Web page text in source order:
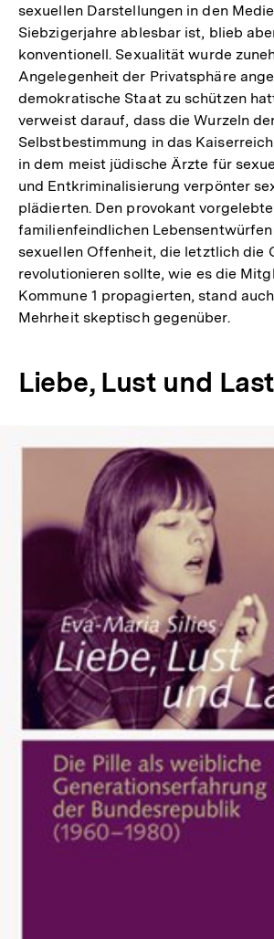
sexuellen Darstellungen in den
Siebzigerjahre ablesbar ist, blieb
konventionell. Sexualität wurde
Angelegenheit der Privatsphäre
demokratische Staat zu schützen
verweist darauf, dass die Wurzeln
Selbstbestimmung in das
in dem meist jüdische Ärzte für
und Entkriminalisierung verpönter
plädierten. Den provokant
familienfeindlichen
sexuellen Offenheit, die letztlich die
revolutionieren sollte, wie es die
Kommune 1 propagierten, stand
Mehrheit skeptisch gegenüber.
Liebe, Lust und Last
In
Lightbox
öffnen